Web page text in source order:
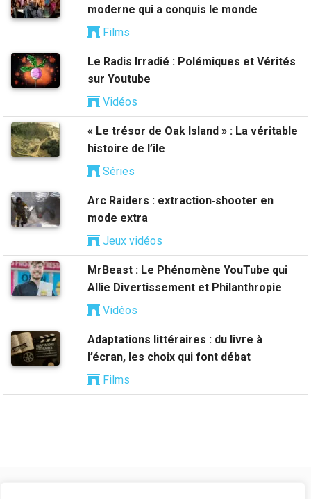
moderne qui a conquis le monde
Films
Le Radis Irradié : Polémiques et Vérités
sur Youtube
Vidéos
« Le trésor de Oak Island » : La véritable
histoire de l’île
Séries
Arc Raiders : extraction‑shooter en
mode extra
Jeux vidéos
MrBeast : Le Phénomène YouTube qui
Allie Divertissement et Philanthropie
Vidéos
Adaptations littéraires : du livre à
l’écran, les choix qui font débat
Films